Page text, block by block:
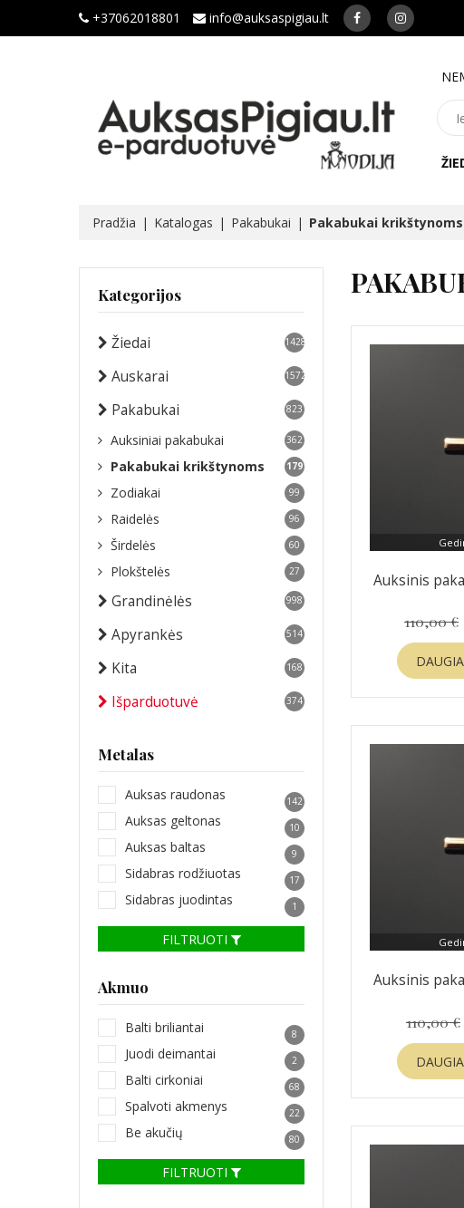
+37062018801 info@auksaspigiau.lt
Pradžia Katalogas Pakabukai Pakabukai krikštynoms
Kategorijos
Žiedai 1428
Auskarai 1572
Pakabukai 823
Auksiniai pakabukai 362
Pakabukai krikštynoms 179
Zodiakai 99
Raidelės 96
Širdelės 60
Plokštelės 27
Grandinėlės 998
Apyrankės 514
Kita 168
Išparduotuvė 374
Metalas
Auksas raudonas 142
Auksas geltonas 10
Auksas baltas 9
Sidabras rodžiuotas 17
Sidabras juodintas 1
FILTRUOTI
Akmuo
Balti briliantai 8
Juodi deimantai 2
Balti cirkoniai 68
Spalvoti akmenys 22
Be akučių 80
FILTRUOTI
Auksinis
110,00 €
Auksinis
110,00 €